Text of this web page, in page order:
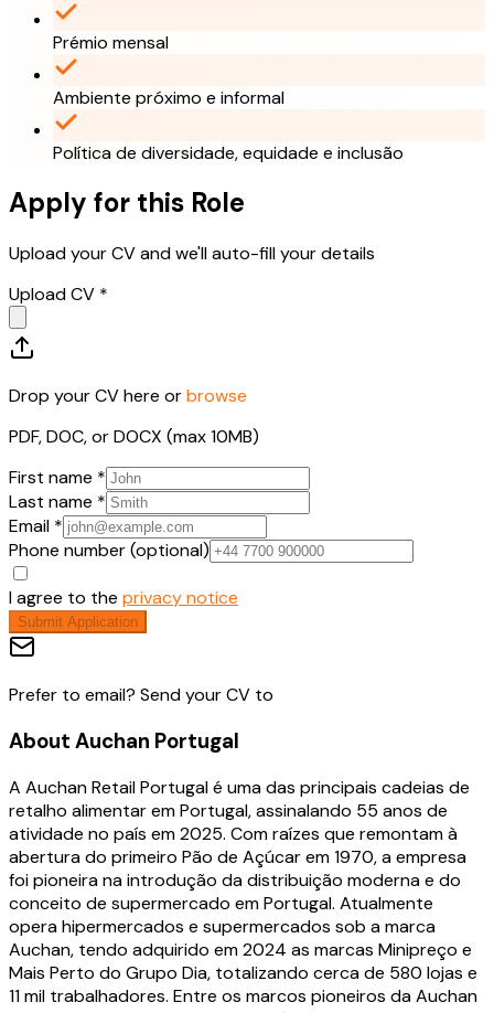
Prémio mensal
Ambiente próximo e informal
Política de diversidade, equidade e inclusão
Apply for this Role
Upload your CV and we'll auto-fill your details
Upload CV *
Drop your CV here orbrowse
PDF, DOC, or DOCX (max 10MB)
First name *
Last name *
Email *
Phone number (optional)
I agree to the privacy notice
Submit Application
Prefer to email? Send your CV to
About Auchan Portugal
A Auchan Retail Portugal é uma das principais cadeias de
retalho alimentar em Portugal, assinalando 55 anos de
atividade no país em 2025. Com raízes que remontam à
abertura do primeiro Pão de Açúcar em 1970, a empresa
foi pioneira na introdução da distribuição moderna e do
conceito de supermercado em Portugal. Atualmente
opera hipermercados e supermercados sob a marca
Auchan, tendo adquirido em 2024 as marcas Minipreço e
Mais Perto do Grupo Dia, totalizando cerca de 580 lojas e
11 mil trabalhadores. Entre os marcos pioneiros da Auchan